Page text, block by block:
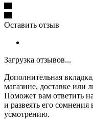
Оставить отзыв
Загрузка отзывов...
Дополнительная
магазине, доставке или
Поможет вам ответить
и развеять его
усмотрению.